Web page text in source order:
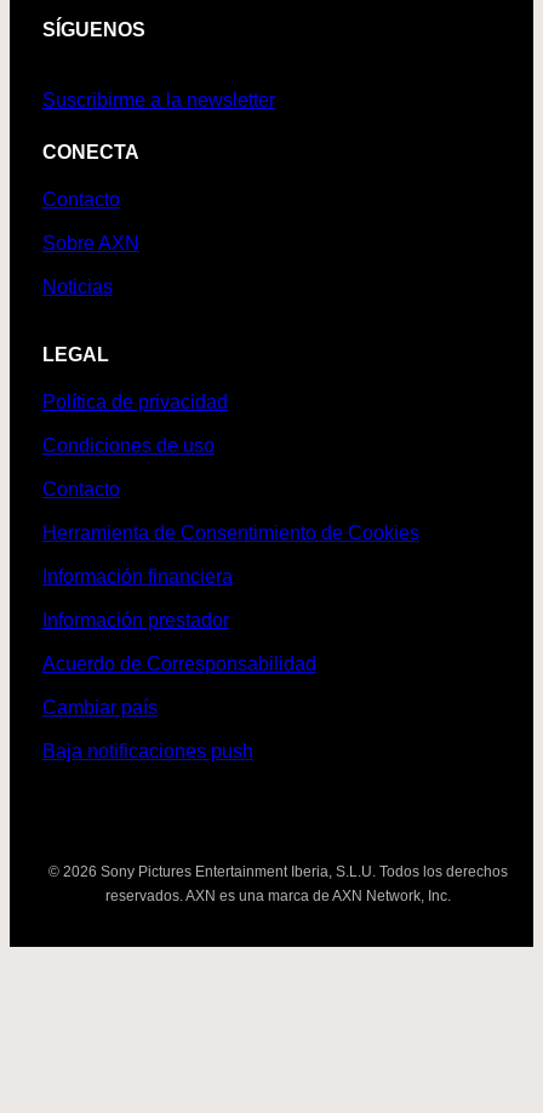
SÍGUENOS
Suscribirme a la newsletter
CONECTA
Contacto
Sobre AXN
Noticias
LEGAL
Política de privacidad
Condiciones de uso
Contacto
Herramienta de Consentimiento de Cookies
Información financiera
Información prestador
Acuerdo de Corresponsabilidad
Cambiar país
Baja notificaciones push
© 2026 Sony Pictures Entertainment Iberia, S.L.U. Todos los derechos
reservados. AXN es una marca de AXN Network, Inc.